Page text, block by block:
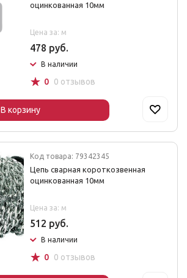
оцинкованная 10мм
Цена за: м
478 руб.
В наличии
☆ 0 0 отзывов
В корзину
Код товара: 79342345
Цепь сварная короткозвенная
оцинкованная 10мм
Цена за: м
512 руб.
В наличии
☆ 0 0 отзывов